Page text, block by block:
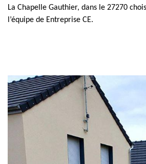
La Chapelle Gauthier, dans le 27270
l’équipe de Entreprise CE.